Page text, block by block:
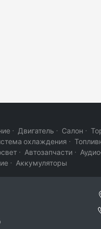
· Двигатель · Салон ·
охлаждения ·
· Автозапчасти ·
· Аккумуляторы